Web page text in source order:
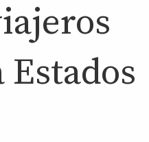
Estados